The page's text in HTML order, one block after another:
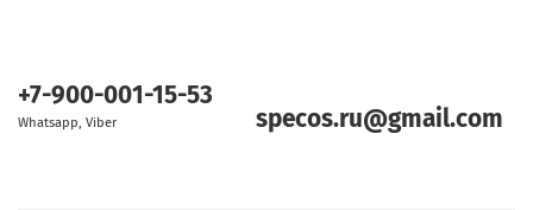
+7-900-001-15-53
Whatsapp, Viber specos.ru@gmail.com